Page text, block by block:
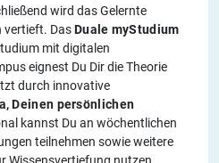
wird das Gelernte
vertieft. DasDuale myStudium
mit digitalen
eignest Du Dir die Theorie
durch innovative
Deinen persönlichen
kannst Du an wöchentlichen
teilnehmen sowie weitere